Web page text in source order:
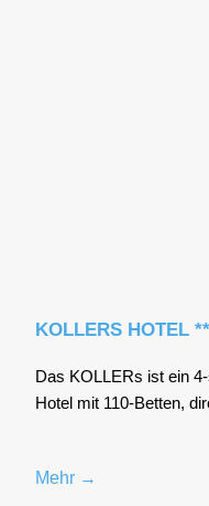
KOLLERS HOTEL
Das KOL­LERs ist ein
Hotel mit 110-Bet­ten,
Mehr →